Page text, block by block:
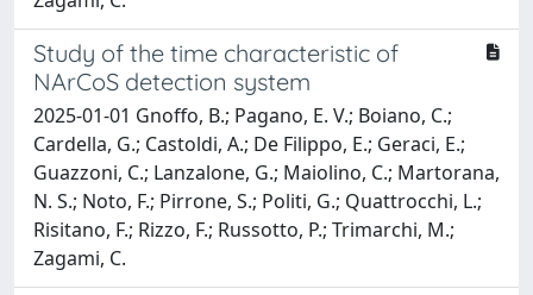
Study of the time characteristic of
NArCoS detection system
2025-01-01 Gnoffo, B.; Pagano, E. V.; Boiano, C.;
Cardella, G.; Castoldi, A.; De Filippo, E.; Geraci, E.;
Guazzoni, C.; Lanzalone, G.; Maiolino, C.; Martorana,
N. S.; Noto, F.; Pirrone, S.; Politi, G.; Quattrocchi, L.;
Risitano, F.; Rizzo, F.; Russotto, P.; Trimarchi, M.;
Zagami, C.